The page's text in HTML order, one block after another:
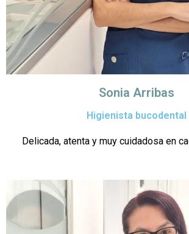
Sonia Arribas
Higienista bucodental
Delicada, atenta y muy cuidadosa en